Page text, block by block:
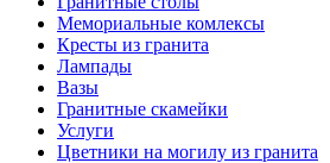
Мемориальные комлексы
Кресты из гранита
Лампады
Вазы
Гранитные скамейки
Услуги
Цветники на могилу из гранита